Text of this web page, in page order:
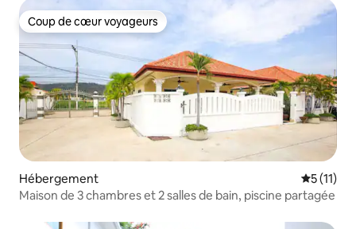
Coup de cœur voyageurs
Coup de cœur voyageurs
Hébergement
5 (11)
Maison de 3 chambres et 2 salles de bain, piscine partagée